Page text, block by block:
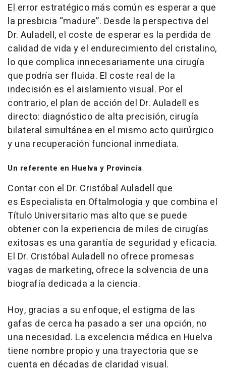
El error estratégico más común es esperar a que
la presbicia “madure”. Desde la perspectiva del
Dr. Auladell, el coste de esperar es la perdida de
calidad de vida y el endurecimiento del cristalino,
lo que complica innecesariamente una cirugía
que podría ser fluida. El coste real de la
indecisión es el aislamiento visual. Por el
contrario, el plan de acción del Dr. Auladell es
directo: diagnóstico de alta precisión, cirugía
bilateral simultánea en el mismo acto quirúrgico
y una recuperación funcional inmediata.
Un referente en Huelva y Provincia
Contar con el Dr. Cristóbal Auladell que
es Especialista en Oftalmologia y que combina el
Título Universitario mas alto que se puede
obtener con la experiencia de miles de cirugías
exitosas es una garantía de seguridad y eficacia.
El Dr. Cristóbal Auladell no ofrece promesas
vagas de marketing, ofrece la solvencia de una
biografía dedicada a la ciencia.
Hoy, gracias a su enfoque, el estigma de las
gafas de cerca ha pasado a ser una opción, no
una necesidad. La excelencia médica en Huelva
tiene nombre propio y una trayectoria que se
cuenta en décadas de claridad visual.